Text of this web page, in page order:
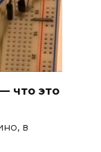
что это
в